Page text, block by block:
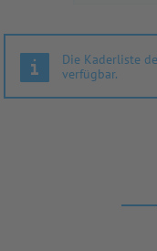
Die Kaderliste
verfügbar.